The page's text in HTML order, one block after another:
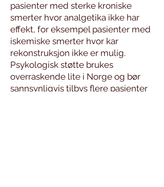
pasienter med sterke kroniske
smerter hvor analgetika ikke har
effekt, for eksempel pasienter med
iskemiske smerter hvor kar
rekonstruksjon ikke er mulig.
Psykologisk støtte brukes
overraskende lite i Norge og bør
sannsynligvis tilbys flere pasienter